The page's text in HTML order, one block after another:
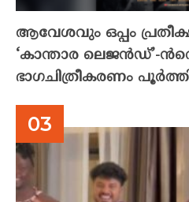
ആവേശവും ഒപ്പം
‘കാന്താര ലെജൻഡ്’-
ഭാഗചിത്രീകരണം